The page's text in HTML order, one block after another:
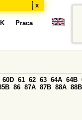
x
Praca
60D 61 62 63 64A 64B
86 87A 87B 88A 88B